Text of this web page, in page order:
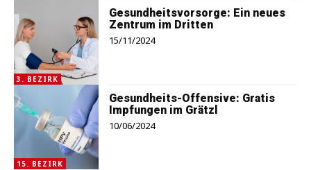
3. BEZIRK
Gesundheitsvorsorge: Ein neues
Zentrum im Dritten
15/11/2024
15. BEZIRK
Gesundheits-Offensive: Gratis
Impfungen im Grätzl
10/06/2024